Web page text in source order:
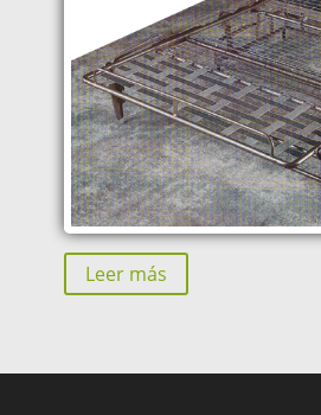
Leer más